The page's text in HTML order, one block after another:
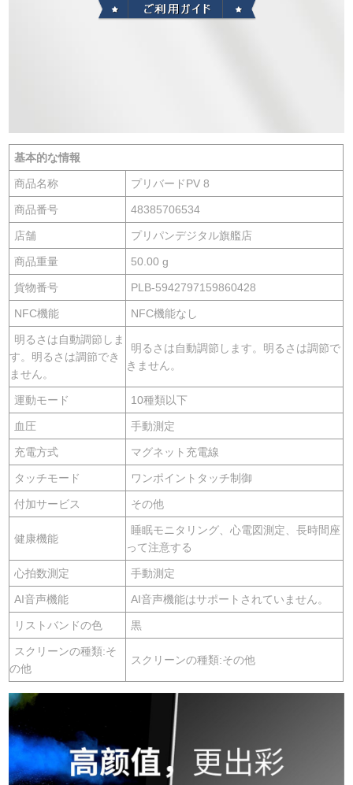
基本的な情報
商品名称 プリバードPV 8
商品番号 48385706534
店舗 プリパンデジタル旗艦店
商品重量 50.00 g
貨物番号 PLB-5942797159860428
NFC機能 NFC機能なし
明るさは自動調節しま
す。明るさは調節でき
ません。
明るさは自動調節します。明るさは調節で
きません。
運動モード 10種類以下
血圧 手動測定
充電方式 マグネット充電線
タッチモード ワンポイントタッチ制御
付加サービス その他
健康機能
睡眠モニタリング、心電図測定、長時間座
って注意する
心拍数測定 手動測定
AI音声機能 AI音声機能はサポートされていません。
リストバンドの色 黒
スクリーンの種類:そ
の他
スクリーンの種類:その他